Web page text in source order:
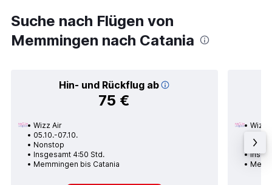
Suche nach Flügen von
Memmingen nach Catania
Hin- und Rückflug ab
75 €
Wizz Air
05.10.-07.10.
Nonstop
Insgesamt 4:50 Std.
Memmingen bis Catania
Wizz